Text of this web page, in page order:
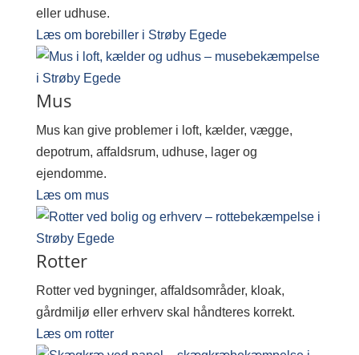
eller udhuse.
Læs om borebiller i Strøby Egede
Mus
Mus kan give problemer i loft, kælder, vægge,
depotrum, affaldsrum, udhuse, lager og
ejendomme.
Læs om mus
Rotter
Rotter ved bygninger, affaldsområder, kloak,
gårdmiljø eller erhverv skal håndteres korrekt.
Læs om rotter